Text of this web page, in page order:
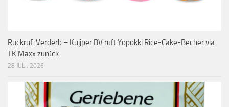
Rückruf: Verderb – Kuijper BV ruft Yopokki Rice-Cake-Becher via
TK Maxx zurück
28 JULI, 2026